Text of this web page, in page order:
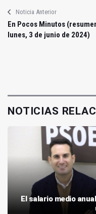
Noticia Anterior
En Pocos Minutos
lunes, 3 de junio de 2024)
NOTICIAS
El salario medio